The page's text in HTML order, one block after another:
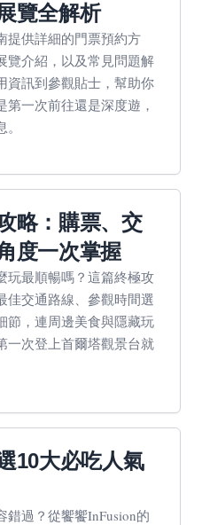
覽全解析
提供詳細的門票預約方
覽介紹，以及常見問題解
資訊到參觀貼士，幫助你
一次前往還是深度遊，
略：購票、交
度一次掌握
玩最順暢嗎？這篇終極攻
佳交通路線、參觀時間選
節，連周邊美食與隱藏玩
一次登上首爾塔觀景台就
10大必吃人氣
錯過？從饗饗InFusion的